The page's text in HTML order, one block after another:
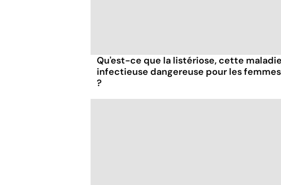
Qu'est-ce que la listériose, cette maladie
infectieuse dangereuse pour les
?